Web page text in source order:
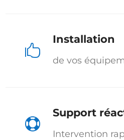

Installation
de vos

Support
Intervention